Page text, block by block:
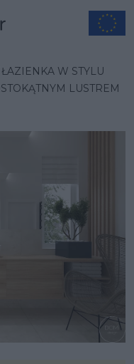
ŁAZIENKA W STYLU
LUSTREM